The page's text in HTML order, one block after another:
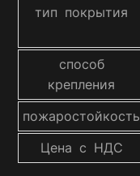
тип покрытия
способ
крепления
пожаростойкость
Цена с НДС